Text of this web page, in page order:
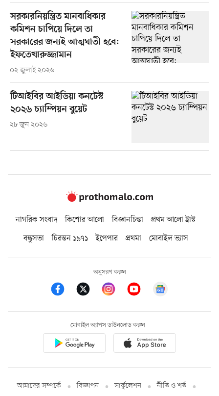
সরকারনিয়ন্ত্রিত মানবাধিকার
কমিশন চাপিয়ে দিলে তা
সরকারের জন্যই আত্মঘাতী হবে:
ইফতেখারুজ্জামান
০২ জুলাই ২০২৬
টিআইবির আইডিয়া কনটেস্ট
২০২৬ চ্যাম্পিয়ন বুয়েট
২৮ জুন ২০২৬
নাগরিক সংবাদ কিশোর আলো বিজ্ঞানচিন্তা
প্রথম আলো ট্রাস্ট
বন্ধুসভা
চিরন্তন ১৯৭১ ইপেপার প্রথমা মোবাইল ভ্যাস
অনুসরণ করুন
মোবাইল অ্যাপস ডাউনলোড করুন
আমাদের সম্পর্কে বিজ্ঞাপন সার্কুলেশন নীতি ও শর্ত